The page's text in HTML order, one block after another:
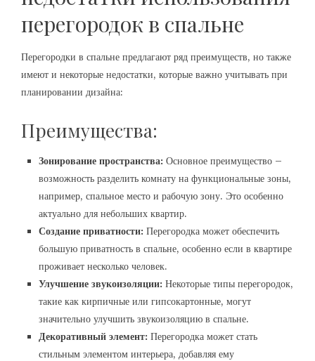
перегородок в спальне
Перегородки в спальне предлагают ряд преимуществ, но также
имеют и некоторые недостатки, которые важно учитывать при
планировании дизайна:
Преимущества:
Зонирование пространства: Основное преимущество –
возможность разделить комнату на функциональные зоны,
например, спальное место и рабочую зону. Это особенно
актуально для небольших квартир.
Создание приватности: Перегородка может обеспечить
большую приватность в спальне, особенно если в квартире
проживает несколько человек.
Улучшение звукоизоляции: Некоторые типы перегородок,
такие как кирпичные или гипсокартонные, могут
значительно улучшить звукоизоляцию в спальне.
Декоративный элемент: Перегородка может стать
стильным элементом интерьера, добавляя ему